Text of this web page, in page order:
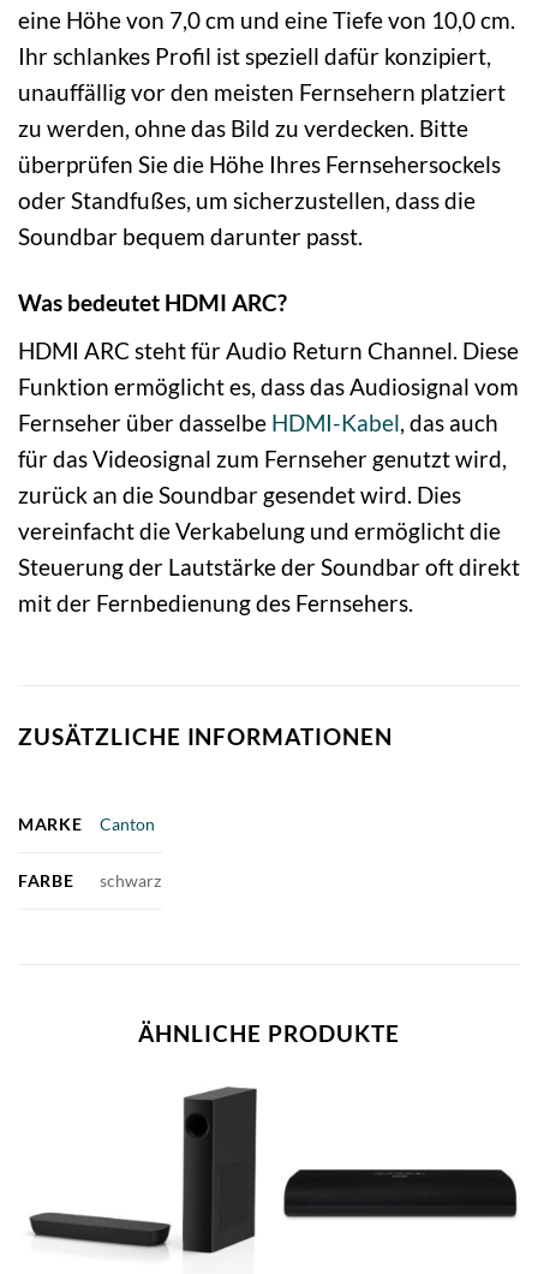
eine Höhe von 7,0 cm und eine Tiefe von 10,0 cm.
Ihr schlankes Profil ist speziell dafür konzipiert,
unauffällig vor den meisten Fernsehern platziert
zu werden, ohne das Bild zu verdecken. Bitte
überprüfen Sie die Höhe Ihres Fernsehersockels
oder Standfußes, um sicherzustellen, dass die
Soundbar bequem darunter passt.
Was bedeutet HDMI ARC?
HDMI ARC steht für Audio Return Channel. Diese
Funktion ermöglicht es, dass das Audiosignal vom
Fernseher über dasselbe HDMI-Kabel, das auch
für das Videosignal zum Fernseher genutzt wird,
zurück an die Soundbar gesendet wird. Dies
vereinfacht die Verkabelung und ermöglicht die
Steuerung der Lautstärke der Soundbar oft direkt
mit der Fernbedienung des Fernsehers.
ZUSÄTZLICHE INFORMATIONEN
MARKE Canton
FARBE schwarz
ÄHNLICHE PRODUKTE